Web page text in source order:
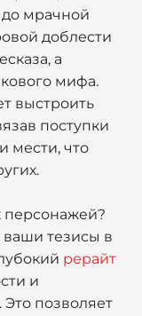
мрачной
доблести
а
мифа.
выстроить
поступки
мести, что
персонажей?
тезисы в
рерайт
и
позволяет